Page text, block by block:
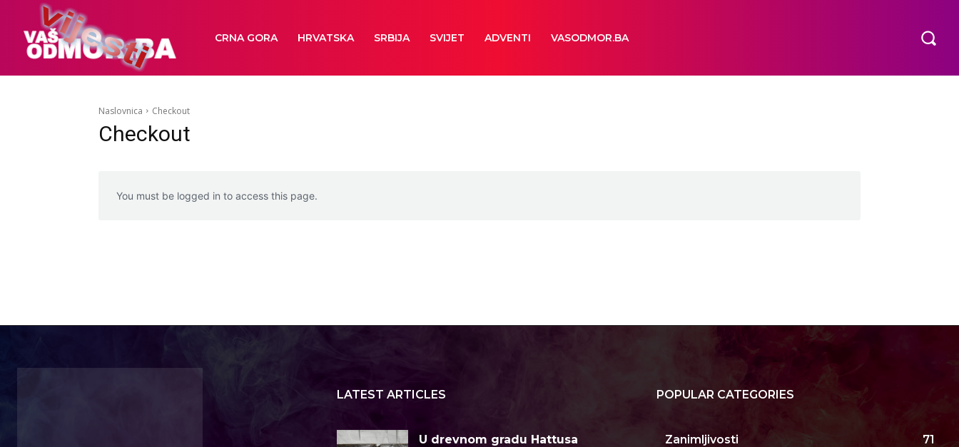
CRNA GORA HRVATSKA SRBIJA SVIJET ADVENTI VASODMOR.BA
Naslovnica Checkout
Checkout
You must be logged in to access this page.
LATEST ARTICLES
U drevnom gradu Hattusa
POPULAR CATEGORIES
Zanimljivosti 71